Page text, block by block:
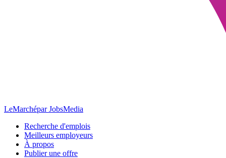
LeMarchépar JobsMedia
Recherche d'emplois
Meilleurs employeurs
À propos
Publier une offre